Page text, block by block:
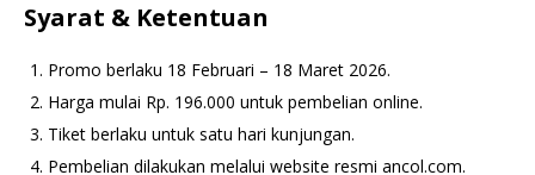
Syarat & Ketentuan
Promo berlaku 18 Februari – 18 Maret 2026.
Harga mulai Rp. 196.000 untuk pembelian online.
Tiket berlaku untuk satu hari kunjungan.
Pembelian dilakukan melalui website resmi ancol.com.